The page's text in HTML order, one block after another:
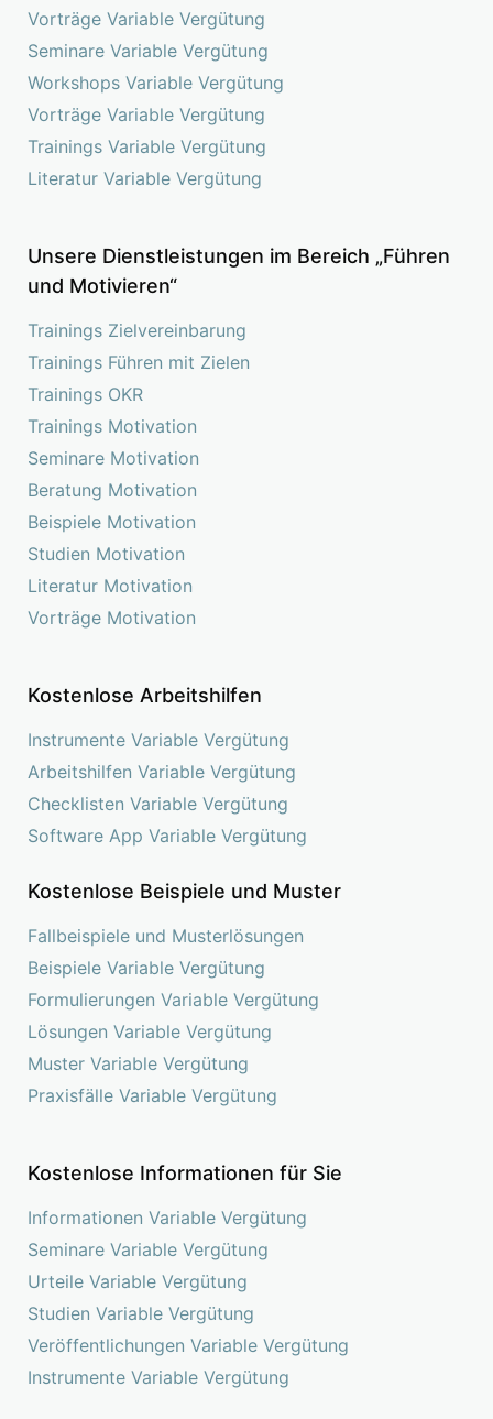
Vorträge Variable Vergütung
Seminare Variable Vergütung
Workshops Variable Vergütung
Vorträge Variable Vergütung
Trainings Variable Vergütung
Literatur Variable Vergütung
Unsere Dienstleistungen im Bereich „Führen
und Motivieren“
Trainings Zielvereinbarung
Trainings Führen mit Zielen
Trainings OKR
Trainings Motivation
Seminare Motivation
Beratung Motivation
Beispiele Motivation
Studien Motivation
Literatur Motivation
Vorträge Motivation
Kostenlose Arbeitshilfen
Instrumente Variable Vergütung
Arbeitshilfen Variable Vergütung
Checklisten Variable Vergütung
Software App Variable Vergütung
Kostenlose Beispiele und Muster
Fallbeispiele und Musterlösungen
Beispiele Variable Vergütung
Formulierungen Variable Vergütung
Lösungen Variable Vergütung
Muster Variable Vergütung
Praxisfälle Variable Vergütung
Kostenlose Informationen für Sie
Informationen Variable Vergütung
Seminare Variable Vergütung
Urteile Variable Vergütung
Studien Variable Vergütung
Veröffentlichungen Variable Vergütung
Instrumente Variable Vergütung